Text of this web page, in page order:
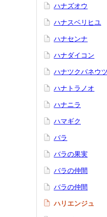
ハナズオウ
ハナスベリヒユ
ハナセンナ
ハナダイコン
ハナツクバネウ
ハナトラノオ
ハナニラ
ハマギク
バラ
バラの果実
バラの仲間
バラの仲間
ハリエンジュ